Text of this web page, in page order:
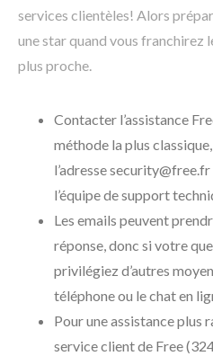
services clientèles! Alors
une star quand vous franchirez
plus proche.
Contacter l’assistance
méthode la plus
l’adresse
l’équipe de support
Les emails peuvent
réponse, donc si votre
privilégiez d’autres
téléphone ou le chat en
Pour une assistance plus
service client de Free